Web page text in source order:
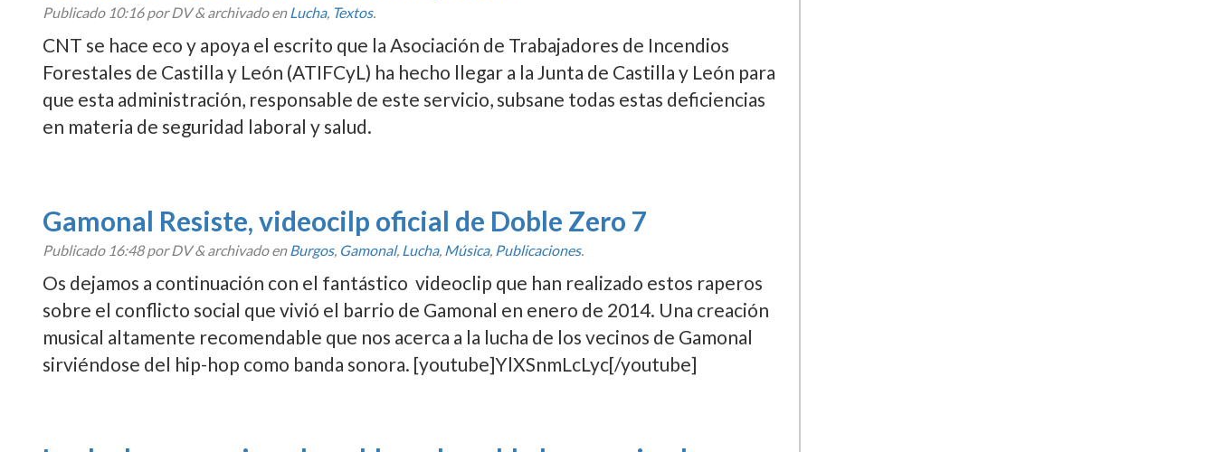
Publicado 10:16por DV&archivado enLucha, Textos.
CNT se hace eco y apoya el escrito que la Asociación de Trabajadores de Incendios
Forestales de Castilla y León (ATIFCyL) ha hecho llegar a la Junta de Castilla y León para
que esta administración, responsable de este servicio, subsane todas estas deficiencias
en materia de seguridad laboral y salud.
Gamonal Resiste, videocilp oficial de Doble Zero 7
Publicado 16:48por DV&archivado enBurgos, Gamonal, Lucha, Música, Publicaciones.
Os dejamos a continuación con el fantástico videoclip que han realizado estos raperos
sobre el conflicto social que vivió el barrio de Gamonal en enero de 2014. Una creación
musical altamente recomendable que nos acerca a la lucha de los vecinos de Gamonal
sirviéndose del hip-hop como banda sonora. [youtube]YlXSnmLcLyc[/youtube]